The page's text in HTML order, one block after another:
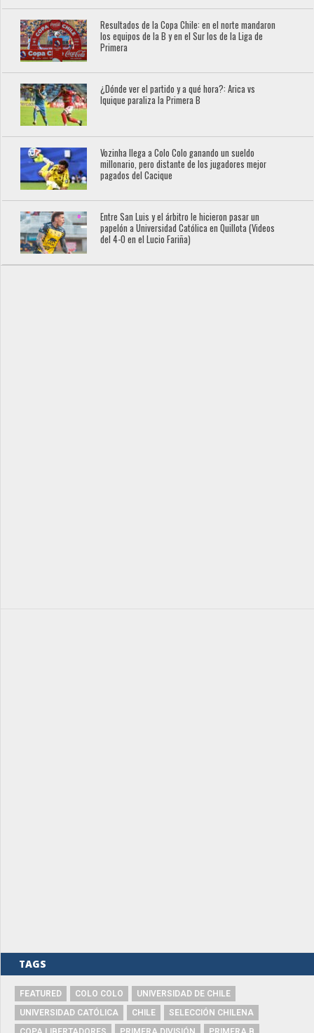
Resultados de la Copa Chile: en el norte mandaron
los equipos de la B y en el Sur los de la Liga de
Primera
¿Dónde ver el partido y a qué hora?: Arica vs
Iquique paraliza la Primera B
Vozinha llega a Colo Colo ganando un sueldo
millonario, pero distante de los jugadores mejor
pagados del Cacique
Entre San Luis y el árbitro le hicieron pasar un
papelón a Universidad Católica en Quillota (Videos
del 4-0 en el Lucio Fariña)
TAGS
FEATURED COLO COLO
UNIVERSIDAD DE CHILE
UNIVERSIDAD CATÓLICA
CHILE
SELECCIÓN CHILENA